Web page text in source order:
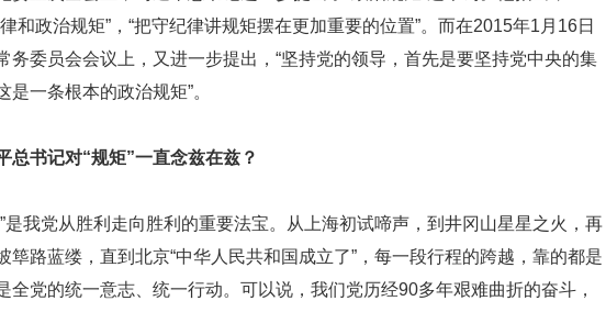
和政治规矩”，“把守纪律讲规矩摆在更加重要的位置”。而在2015年1月16日
务委员会会议上，又进一步提出，“坚持党的领导，首先是要坚持党中央的集
是一条根本的政治规矩”。
总书记对“规矩”一直念兹在兹？
”是我党从胜利走向胜利的重要法宝。从上海初试啼声，到井冈山星星之火，再
筚路蓝缕，直到北京“中华人民共和国成立了”，每一段行程的跨越，靠的都是
全党的统一意志、统一行动。可以说，我们党历经90多年艰难曲折的奋斗，